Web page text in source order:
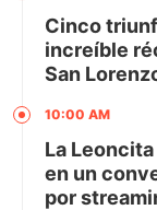
Cinco
increíble
San
10:00 AM
La
en un
por